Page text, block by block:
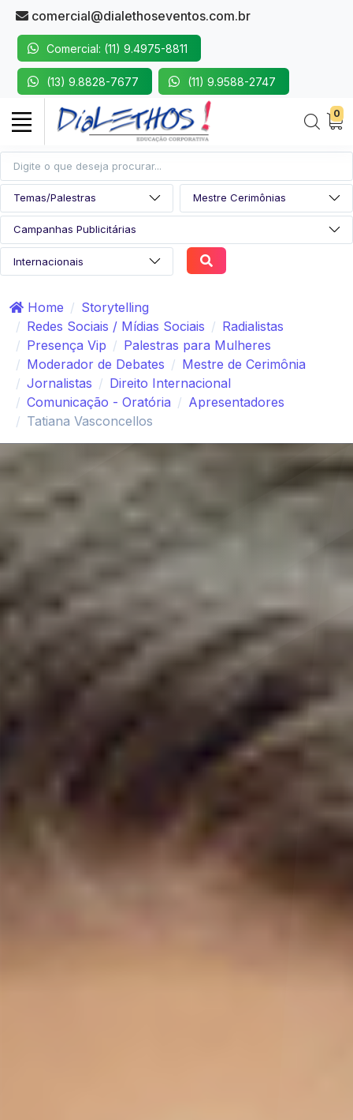
comercial@dialethoseventos.com.br
Comercial: (11) 9.4975-8811
(13) 9.8828-7677 (11) 9.9588-2747
0
Home
Storytelling
Redes Sociais / Mídias Sociais
Radialistas
Presença Vip
Palestras para Mulheres
Moderador de Debates
Mestre de Cerimônia
Jornalistas
Direito Internacional
Comunicação - Oratória
Apresentadores
Tatiana Vasconcellos